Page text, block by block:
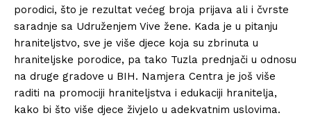
porodici, što je rezultat većeg broja prijava ali i čvrste
saradnje sa Udruženjem Vive žene. Kada je u pitanju
hraniteljstvo, sve je više djece koja su zbrinuta u
hraniteljske porodice, pa tako Tuzla prednjači u odnosu
na druge gradove u BIH. Namjera Centra je još više
raditi na promociji hraniteljstva i edukaciji hranitelja,
kako bi što više djece živjelo u adekvatnim uslovima.